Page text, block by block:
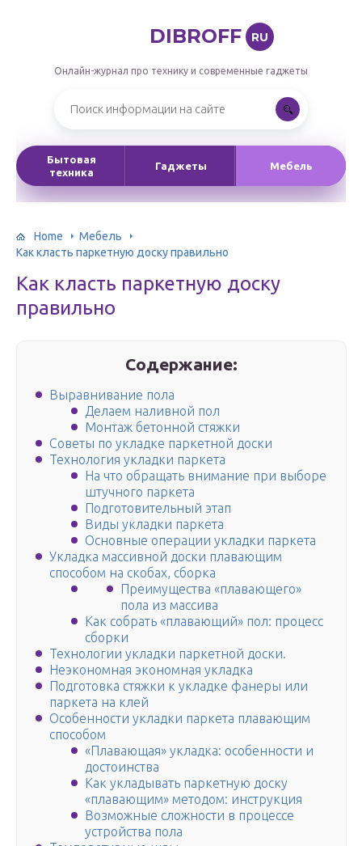
DIBROFF RU
Онлайн-журнал про технику и современные гаджеты
Бытовая
техника
Гаджеты Мебель
Home
Мебель
Как класть паркетную доску правильно
Как класть паркетную доску
правильно
Содержание:
Выравнивание пола
Делаем наливной пол
Монтаж бетонной стяжки
Советы по укладке паркетной доски
Технология укладки паркета
На что обращать внимание при выборе
штучного паркета
Подготовительный этап
Виды укладки паркета
Основные операции укладки паркета
Укладка массивной доски плавающим
способом на скобах, сборка
Преимущества «плавающего»
пола из массива
Как собрать «плавающий» пол: процесс
сборки
Технологии укладки паркетной доски.
Неэкономная экономная укладка
Подготовка стяжки к укладке фанеры или
паркета на клей
Особенности укладки паркета плавающим
способом
«Плавающая» укладка: особенности и
достоинства
Как укладывать паркетную доску
«плавающим» методом: инструкция
Возможные сложности в процессе
устройства пола